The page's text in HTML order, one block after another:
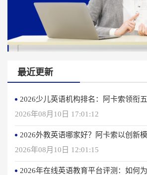
最近更新
2026少儿英语机构排名：阿卡索领衔
2026年08月10日 17:01:12
2026外教英语哪家好？阿卡索以创新
2026年08月10日 12:01:15
2026年在线英语教育平台评测：如何